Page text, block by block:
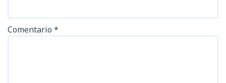
Comentario *